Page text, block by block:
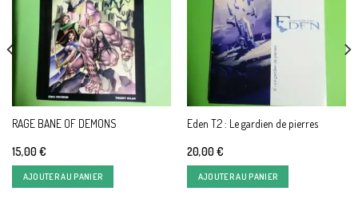
RAGE BANE OF DEMONS
15,00€
AJOUTER AU PANIER
Eden T.2 : Le gardien de pierres
20,00€
AJOUTER AU PANIER